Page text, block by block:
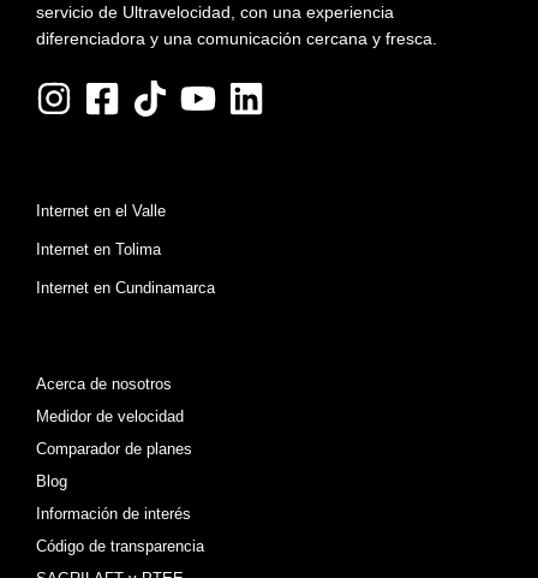
servicio de Ultravelocidad, con una experiencia
diferenciadora y una comunicación cercana y fresca.
Internet en el Valle
Internet en Tolima
Internet en Cundinamarca
Acerca de nosotros
Medidor de velocidad
Comparador de planes
Blog
Información de interés
Código de transparencia